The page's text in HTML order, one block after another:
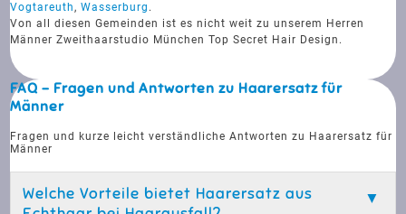
Vogtareuth,Wasserburg .
Von all diesen Gemeinden ist es nicht weit zu unserem Herren
Männer Zweithaarstudio München Top Secret Hair Design.
FAQ - Fragen und Antworten zu Haarersatz für
Männer
Fragen und kurze leicht verständliche Antworten zu Haarersatz für
Männer
Welche Vorteile bietet Haarersatz aus